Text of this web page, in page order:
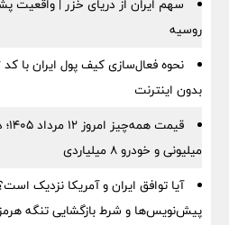
سهم ایران از دریای خزر | واقعیت
روسیه
بدون اینترنت
میلیونی و خودرو ۸ میلیاردی
آیا توافق ایران و آمریکا نزدیک
پیش‌نویس‌ها و شرط بازگشایی تنگه